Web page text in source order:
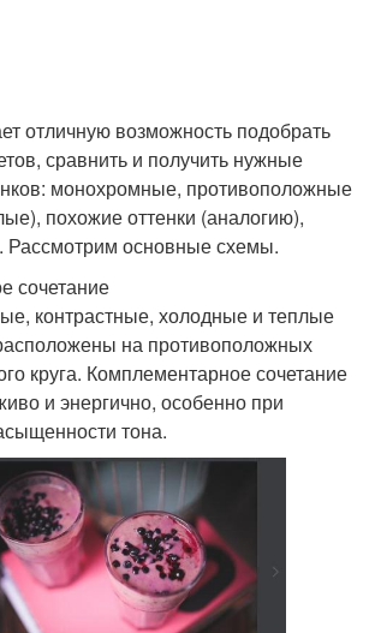
отличную возможность подобрать
сравнить и получить нужные
монохромные, противоположные
похожие оттенки (аналогию),
Рассмотрим основные схемы.
сочетание
контрастные, холодные и теплые
на противоположных
круга. Комплементарное сочетание
и энергично, особенно при
тона.